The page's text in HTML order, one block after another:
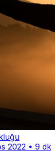
2022 • 9 dk